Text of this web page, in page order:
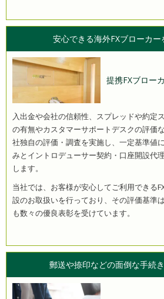
安心できる海外FXブローカー
提携FXブロー
入出金や会社の信頼性、スプレッドや約定
の有無やカスタマーサポートデスクの評価
社独自の評価・調査を実施し、一定基準値
みとイントロデューサー契約・口座開設代
します。
当社では、お客様が安心してご利用できる
設のお取扱いを行っており、その評価基準
も数々の優良表彰を受けています。
郵送や捺印などの面倒な手続